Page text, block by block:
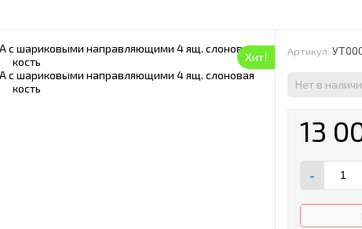
Хит! Артикул:
Нет в
13
-